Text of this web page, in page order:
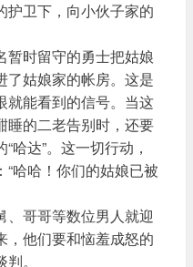
护卫下，向小伙子家的
时留守的勇士把姑娘
了姑娘家的帐房。这是
就能看到的信号。当这
睡的二老告别时，还要
哈达”。这一切行动，
哈哈！你们的姑娘已被
哥哥等数位男人就迎
，他们要和恼羞成怒的
。